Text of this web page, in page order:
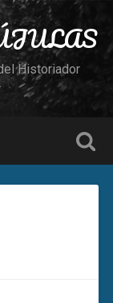
Historiador